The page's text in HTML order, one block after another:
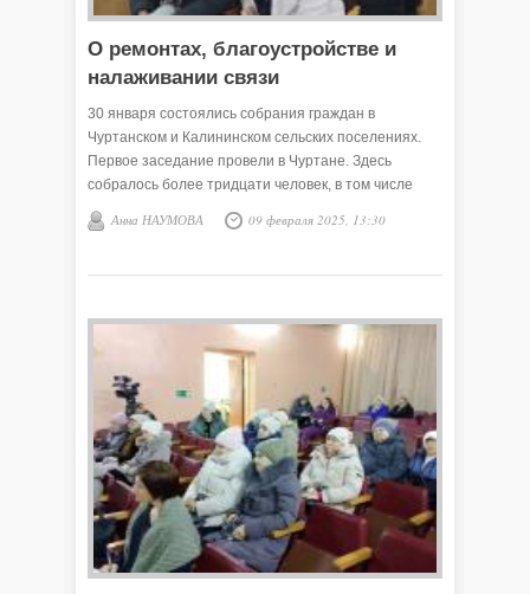
О ремонтах, благоустройстве и
налаживании связи
30 января состоялись собрания граждан в
Чуртанском и Калининском сельских поселениях.
Первое заседание провели в Чуртане. Здесь
собралось более тридцати человек, в том числе
присутствовал один ветеран боевых действий,
участник специальной военной операции.
Анна НАУМОВА 09 февраля 2025, 13:30